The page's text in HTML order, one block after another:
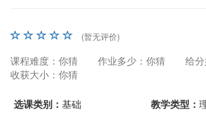
(暂无评价)
课程难度：你猜 作业多少：你猜
给
收获大小：你猜
选课类别： 基础 教学类型：